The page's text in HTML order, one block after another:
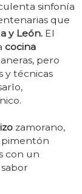
sinfonía
que
y León.El
cocina
pero
y técnicas
zamorano,
pimentón
con un